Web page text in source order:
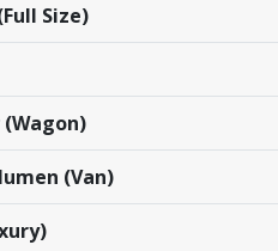
Size)
(Van)